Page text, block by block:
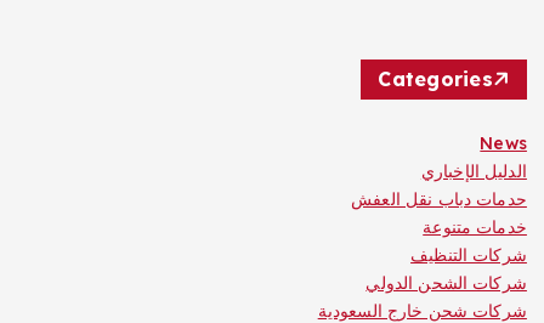
Categories
News
الدليل الإخباري
حدمات دباب نقل العفش
خدمات متنوعة
شركات التنظيف
شركات الشحن الدولي
شركات شحن خارج السعودية